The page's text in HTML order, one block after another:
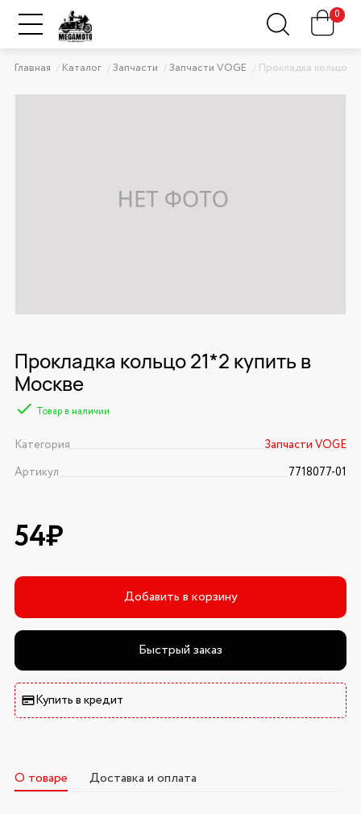
0
Главная Каталог Запчасти Запчасти VOGE Прокладка кольцо
Прокладка кольцо 21*2 купить в
Москве
Товар в наличии
Категория
Запчасти VOGE
Артикул
7718077-01
54₽
Добавить в корзину
Быстрый заказ
Купить в кредит
О товаре Доставка и оплата